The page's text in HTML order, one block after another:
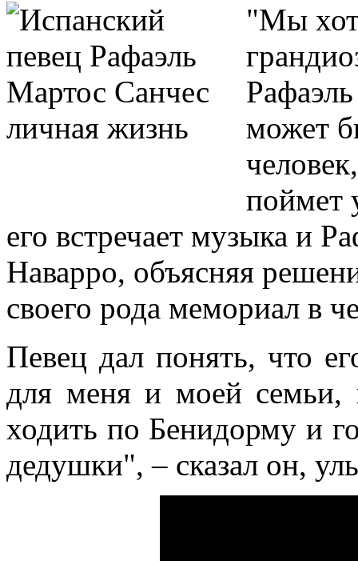
"Мы
может
поймет
его встречает музыка и
Наварро, объясняя
своего рода мемориал в
Певец дал понять, что
для меня и моей семьи,
ходить по Бенидорму и
дедушки", – сказал он,